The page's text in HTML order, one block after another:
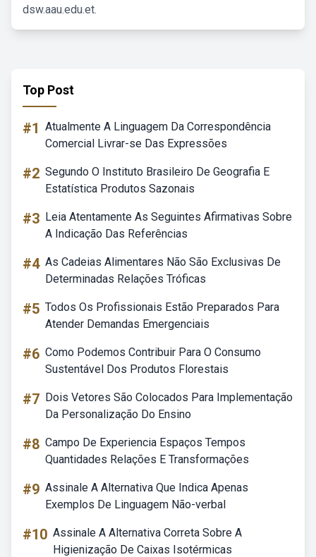
dsw.aau.edu.et.
Top Post
#1 Atualmente A Linguagem Da Correspondência
Comercial Livrar-se Das Expressões
#2 Segundo O Instituto Brasileiro De Geografia E
Estatística Produtos Sazonais
#3 Leia Atentamente As Seguintes Afirmativas Sobre
A Indicação Das Referências
#4 As Cadeias Alimentares Não São Exclusivas De
Determinadas Relações Tróficas
#5 Todos Os Profissionais Estão Preparados Para
Atender Demandas Emergenciais
#6 Como Podemos Contribuir Para O Consumo
Sustentável Dos Produtos Florestais
#7 Dois Vetores São Colocados Para Implementação
Da Personalização Do Ensino
#8 Campo De Experiencia Espaços Tempos
Quantidades Relações E Transformações
#9 Assinale A Alternativa Que Indica Apenas
Exemplos De Linguagem Não-verbal
#10 Assinale A Alternativa Correta Sobre A
Higienização De Caixas Isotérmicas